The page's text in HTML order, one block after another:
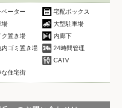
ベーター
宅配ボックス
場
大型駐車場
ク置き場
内廊下
内ゴミ置き場
24時間管理
CATV
な住宅街